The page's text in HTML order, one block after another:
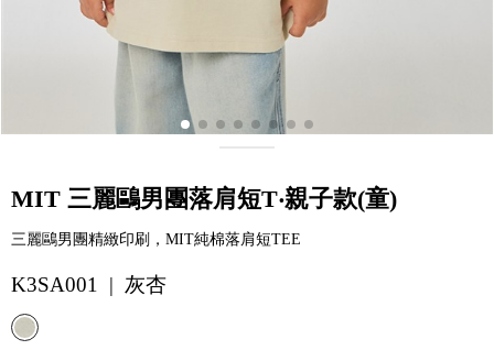
MIT 三麗鷗男團落肩短T‧親子款(童)
三麗鷗男團精緻印刷，MIT純棉落肩短TEE
K3SA001 | 灰杏